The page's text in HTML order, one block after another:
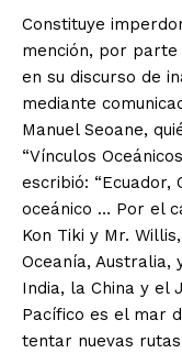
Constituye
mención, por
en su discurso de
mediante
Manuel Seoane,
“Vínculos
escribió:
oceánico … Por el
Kon Tiki y Mr.
Oceanía, Australia,
India, la China y el
Pacífico es el mar
tentar nuevas